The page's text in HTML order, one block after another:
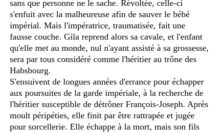
sans que personne ne le sache. Révoltée, celle-ci
s'enfuit avec la malheureuse afin de sauver le bébé
impérial. Mais l'impératrice, traumatisée, fait une
fausse couche. Gila reprend alors sa cavale, et l'enfant
qu'elle met au monde, nul n'ayant assisté à sa grossesse,
sera par tous considéré comme l'héritier au trône des
Habsbourg.
S'ensuivent de longues années d'errance pour échapper
aux poursuites de la garde impériale, à la recherche de
l'héritier susceptible de détrôner François-Joseph. Après
moult péripéties, elle finit par être rattrapée et jugée
pour sorcellerie. Elle échappe à la mort, mais son fils